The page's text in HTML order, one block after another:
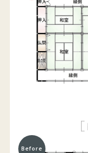
Before